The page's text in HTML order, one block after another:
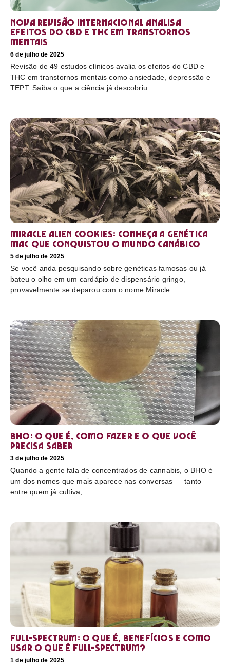
Nova revisão internacional analisa
efeitos do CBD e THC em transtornos
mentais
6 de julho de 2025
Revisão de 49 estudos clínicos avalia os efeitos do CBD e
THC em transtornos mentais como ansiedade, depressão e
TEPT. Saiba o que a ciência já descobriu.
Miracle Alien Cookies: conheça a genética
MAC que conquistou o mundo canábico
5 de julho de 2025
Se você anda pesquisando sobre genéticas famosas ou já
bateu o olho em um cardápio de dispensário gringo,
provavelmente se deparou com o nome Miracle
BHO: o que é, como fazer e o que você
precisa saber
3 de julho de 2025
Quando a gente fala de concentrados de cannabis, o BHO é
um dos nomes que mais aparece nas conversas — tanto
entre quem já cultiva,
Full-Spectrum: O que é, benefícios e como
usar O que é full-spectrum?
1 de julho de 2025